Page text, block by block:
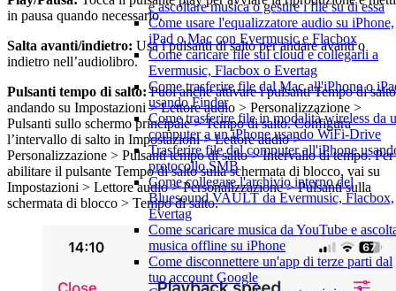
e ascoltare musica o gestire i file su di essa
Come usare l'equalizzatore audio su iPhone,
iPad o Mac con Evermusic e Flacbox
Come caricare file sul cloud e collegarli a
Evermusic, Flacbox o Evertag
Come trasferire file dal Mac all'iPhone o
usando Finder
Come trasferire file in modalità wireless da
computer a un iPhone usando WiFi-Drive
Trasferire file dal computer all'iPhone
protocollo SMB
Come collegare l'archivio interno del
Bluesound VAULT da Evermusic, Flacbox,
Evertag
Come scaricare musica da YouTube e
musica offline su iPhone
Come disconnettere un'app di terze parti dal
tuo account Google
in pausa quando necessario.
Salta avanti/indietro: Usa i pulsanti di salto per andare avanti o
indietro nell’audiolibro.
Pulsanti tempo di salto:Puoi anche attivare i pulsanti Tempo di salto
andando su Impostazioni > Lettore audio > Personalizzazione >
Pulsanti sullo schermo principale > Tempo di salto. Configura
l’intervallo di salto in Impostazioni > Lettore audio >
Personalizzazione > Pulsanti tempo di salto > Intervallo di tempo. Per
abilitare il pulsante Tempo di salto sulla schermata di blocco, vai su
Impostazioni > Lettore audio > Personalizzazione > Pulsanti sulla
schermata di blocco > Tempo di salto.